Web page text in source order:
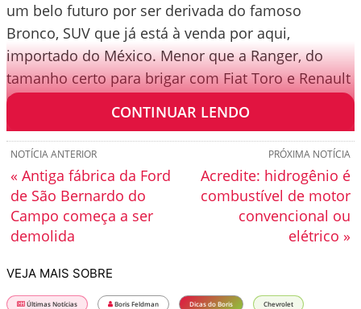
um belo futuro por ser derivada do famoso
Bronco, SUV que já está à venda por aqui,
importado do México. Menor que a Ranger, do
tamanho certo para brigar com Fiat Toro e Renault
Oroch.
CONTINUAR LENDO
PRÓXIMA NOTÍCIA
Acredite: hidrogênio é
combustível de motor
convencional ou
elétrico »
NOTÍCIA ANTERIOR
« Antiga fábrica da Ford
de São Bernardo do
Campo começa a ser
demolida
VEJA MAIS SOBRE
Últimas Notícias Boris Feldman Dicas do Boris Chevrolet